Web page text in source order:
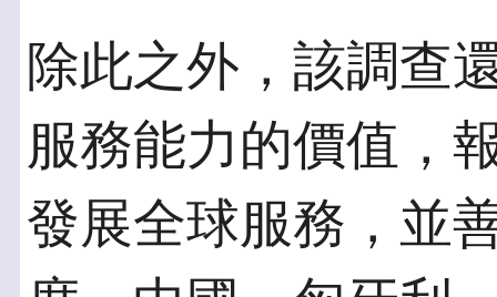
除此之外，該調查
服務能力的價值，
發展全球服務，並